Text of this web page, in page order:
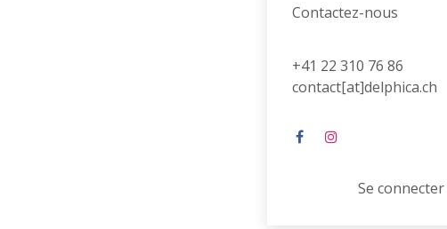
Contactez-nous
+41 22 310 76 86
contact[at]delphica.ch
Se connecter